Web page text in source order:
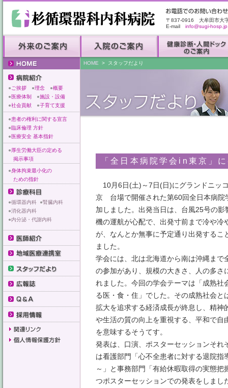
〒837-0916 大牟田市大
E-mail info@sugi-hosp.jp
HOME > スタッフだより
● ご挨拶 ●理念 ●概要
●医療体制 ●施設・設備
●社会貢献 ●子育て支援
●患者の権利に関する宣言
●臨床倫理 方針
●医療安全 基本指針
●厚生労働大臣の定める
掲示事項
●身体拘束最小化の
ための指針
●循環器内科 ●腎臓内科
●消化器内科
●内分泌・代謝内科
「全日本病院学会in東京」
10月6日(土)～7日(日)にグランドニッ
京 台場で開催された第60回全日本病院
加しました。出発当日は、台風25号の影
機の運航が心配で、出発寸前まで冷や冷
が、なんとか無事に予定通り出発するこ
ました。
学会には、北は北海道から南は沖縄まで
の参加があり、規模の大きさ、人の多さ
れました。今回の学会テーマは「成熟社
る医・食・住」でした。その成熟社会と
拡大を追求する経済成長が終息し、精神
や生活の質の向上を重視する、平和で自
を意味するそうてす。
発表は、口演、ポスターセッションそ
は看護部門「心不全患者に対する退院
～」と事務部門「有給休暇取得の実態
つポスターセッションでの発表をしま